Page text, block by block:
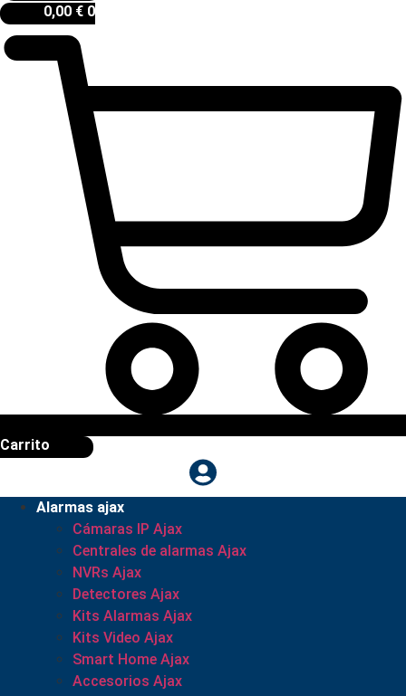
0,00 € 0
Carrito
Alarmas ajax
Cámaras IP Ajax
Centrales de alarmas Ajax
NVRs Ajax
Detectores Ajax
Kits Alarmas Ajax
Kits Video Ajax
Smart Home Ajax
Accesorios Ajax